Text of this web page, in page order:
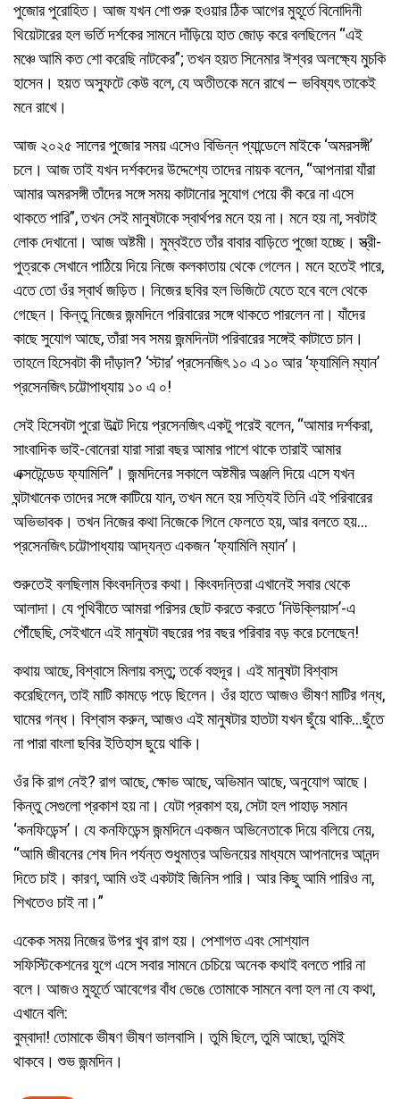
পুজোর পুরোহিত। আজ যখন শো শুরু হওয়ার ঠিক আগের মুহূর্তে বিনোদিনী
থিয়েটারের হল ভর্তি দর্শকের সামনে দাঁড়িয়ে হাত জোড় করে বলছিলেন “এই
মঞ্চে আমি কত শো করেছি নাটকের”; তখন হয়ত সিনেমার ঈশ্বর অলক্ষ্যে মুচকি
হাসেন। হয়ত অস্ফুটে কেউ বলে, যে অতীতকে মনে রাখে – ভবিষ্যৎ তাকেই
মনে রাখে।
আজ ২০২৫ সালের পুজোর সময় এসেও বিভিন্ন প্যান্ডেলে মাইকে ‘অমরসঙ্গী’
চলে। আজ তাই যখন দর্শকদের উদ্দেশ্যে তাদের নায়ক বলেন, “আপনারা যাঁরা
আমার অমরসঙ্গী তাঁদের সঙ্গে সময় কাটানোর সুযোগ পেয়ে কী করে না এসে
থাকতে পারি”, তখন সেই মানুষটাকে স্বার্থপর মনে হয় না। মনে হয় না, সবটাই
লোক দেখানো। আজ অষ্টমী। মুম্বইতে তাঁর বাবার বাড়িতে পুজো হচ্ছে। স্ত্রী-
পুত্রকে সেখানে পাঠিয়ে দিয়ে নিজে কলকাতায় থেকে গেলেন। মনে হতেই পারে,
এতে তো ওঁর স্বার্থ জড়িত। নিজের ছবির হল ভিজিটে যেতে হবে বলে থেকে
গেছেন। কিন্তু নিজের জন্মদিনে পরিবারের সঙ্গে থাকতে পারলেন না। যাঁদের
কাছে সুযোগ আছে, তাঁরা সব সময় জন্মদিনটা পরিবারের সঙ্গেই কাটাতে চান।
তাহলে হিসেবটা কী দাঁড়াল? ‘স্টার’ প্রসেনজিৎ ১০ এ ১০ আর ‘ফ্যামিলি ম্যান’
প্রসেনজিৎ চট্টোপাধ্যায় ১০ এ ০!
সেই হিসেবটা পুরো উল্টে দিয়ে প্রসেনজিৎ একটু পরেই বলেন, “আমার দর্শকরা,
সাংবাদিক ভাই-বোনেরা যারা সারা বছর আমার পাশে থাকে তারাই আমার
এক্সটেন্ডেড ফ্যামিলি”। জন্মদিনের সকালে অষ্টমীর অঞ্জলি দিয়ে এসে যখন
ঘন্টাখানেক তাদের সঙ্গে কাটিয়ে যান, তখন মনে হয় সত্যিই তিনি এই পরিবারের
অভিভাবক। তখন নিজের কথা নিজেকে গিলে ফেলতে হয়, আর বলতে হয়…
প্রসেনজিৎ চট্টোপাধ্যায় আদ্যন্ত একজন ‘ফ্যামিলি ম্যান’।
শুরুতেই বলছিলাম কিংবদন্তির কথা। কিংবদন্তিরা এখানেই সবার থেকে
আলাদা। যে পৃথিবীতে আমরা পরিসর ছোট করতে করতে ‘নিউক্লিয়াস’-এ
পৌঁছেছি, সেইখানে এই মানুষটা বছরের পর বছর পরিবার বড় করে চলেছেন!
কথায় আছে, বিশ্বাসে মিলায় বস্তু; তর্কে বহুদূর। এই মানুষটা বিশ্বাস
করেছিলেন, তাই মাটি কামড়ে পড়ে ছিলেন। ওঁর হাতে আজও ভীষণ মাটির গন্ধ,
ঘামের গন্ধ। বিশ্বাস করুন, আজও এই মানুষটার হাতটা যখন ছুঁয়ে থাকি…ছুঁতে
না পারা বাংলা ছবির ইতিহাস ছুয়ে থাকি।
ওঁর কি রাগ নেই? রাগ আছে, ক্ষোভ আছে, অভিমান আছে, অনুযোগ আছে।
কিন্তু সেগুলো প্রকাশ হয় না। যেটা প্রকাশ হয়, সেটা হল পাহাড় সমান
‘কনফিডেন্স’। যে কনফিডেন্স জন্মদিনে একজন অভিনেতাকে দিয়ে বলিয়ে নেয়,
“আমি জীবনের শেষ দিন পর্যন্ত শুধুমাত্র অভিনয়ের মাধ্যমে আপনাদের আনন্দ
দিতে চাই। কারণ, আমি ওই একটাই জিনিস পারি। আর কিছু আমি পারিও না,
শিখতেও চাই না।”
একেক সময় নিজের উপর খুব রাগ হয়। পেশাগত এবং সোশ্যাল
সফিস্টিকেশনের যুগে এসে সবার সামনে চেচিয়ে অনেক কথাই বলতে পারি না
বলে। আজও মুহূর্তে আবেগের বাঁধ ভেঙে তোমাকে সামনে বলা হল না যে কথা,
এখানে বলি:
বুম্বাদা! তোমাকে ভীষণ ভীষণ ভালবাসি। তুমি ছিলে, তুমি আছো, তুমিই
থাকবে। শুভ জন্মদিন।